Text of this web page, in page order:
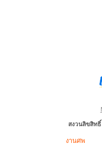
สงวนลิขสิท
งานศพ